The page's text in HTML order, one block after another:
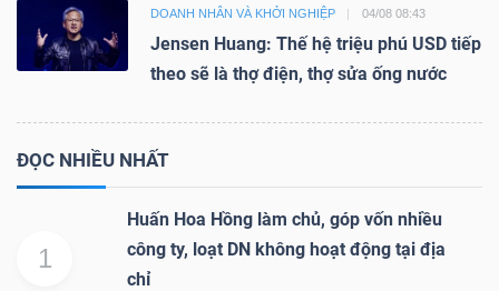
DOANH NHÂN VÀ KHỞI NGHIỆP 04/08 08:43
Jensen Huang: Thế hệ triệu phú USD tiếp
theo sẽ là thợ điện, thợ sửa ống nước
ĐỌC NHIỀU NHẤT
1
Huấn Hoa Hồng làm chủ, góp vốn nhiều
công ty, loạt DN không hoạt động tại địa
chỉ